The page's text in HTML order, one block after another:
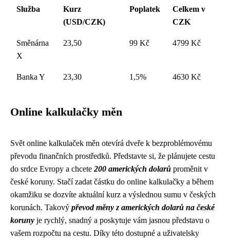
Služba
Kurz
(USD/CZK)
Poplatek
Celkem v
CZK
Směnárna
X
23,50 99 Kč 4799 Kč
Banka Y 23,30 1,5% 4630 Kč
Online kalkulačky měn
Svět online kalkulaček měn otevírá dveře k bezproblémovému
převodu finančních prostředků. Představte si, že plánujete cestu
do srdce Evropy a chcete 200 amerických dolarů proměnit v
české koruny. Stačí zadat částku do online kalkulačky a během
okamžiku se dozvíte aktuální kurz a výslednou sumu v českých
korunách. Takový převod měny z amerických dolarů na české
koruny je rychlý, snadný a poskytuje vám jasnou představu o
vašem rozpočtu na cestu. Díky této dostupné a uživatelsky